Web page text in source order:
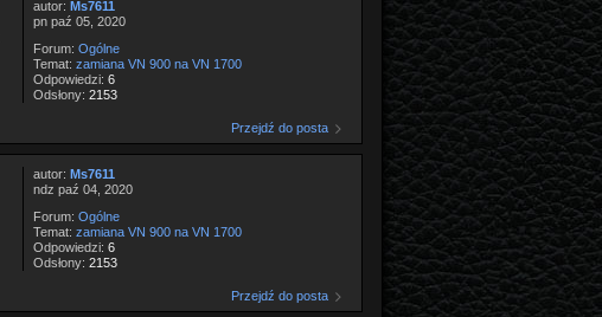
autor: Ms7611
pn paź 05, 2020
Forum: Ogólne
Temat: zamiana VN 900 na VN 1700
Odpowiedzi: 6
Odsłony: 2153
Przejdź do posta
autor: Ms7611
ndz paź 04, 2020
Forum: Ogólne
Temat: zamiana VN 900 na VN 1700
Odpowiedzi: 6
Odsłony: 2153
Przejdź do posta